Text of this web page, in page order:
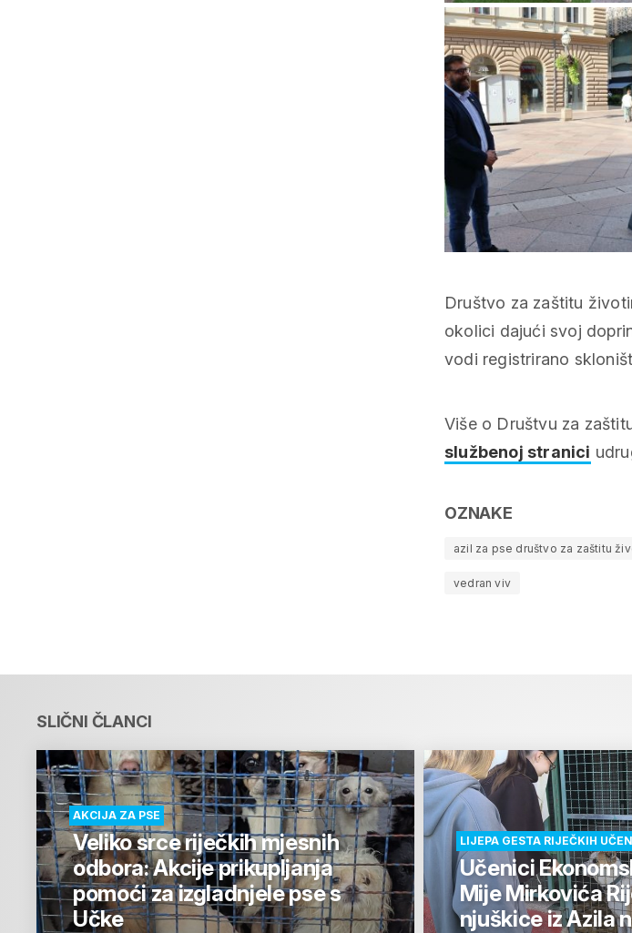
Društvo za zaštitu
okolici dajući svoj
vodi registrirano
Više o Društvu za
službenoj stranici
OZNAKE
azil za pse društvo za zaštitu
vedran viv
SLIČNI ČLANCI
AKCIJA ZA PSE
Veliko srce riječkih mjesnih
odbora: Akcije prikupljanja
pomoći za izgladnjele pse s
Učke
LIJEPA GESTA RIJEČKIH
Učenici
Mije Mirkovića
njuškice iz Azila